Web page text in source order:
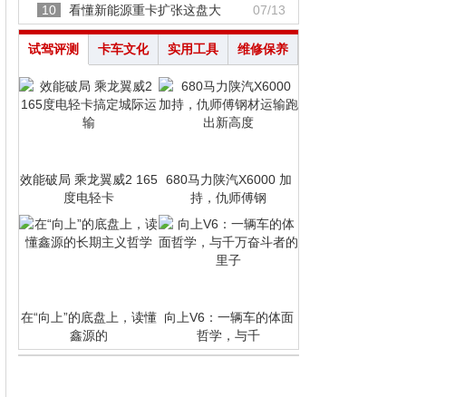
10
看懂新能源重卡扩张这盘大 07/13
试驾评测 卡车文化 实用工具 维修保养
效能破局 乘龙翼威2 165
度电轻卡
680马力陕汽X6000 加
持，仇师傅钢
在“向上”的底盘上，读懂
鑫源的
向上V6：一辆车的体面
哲学，与千